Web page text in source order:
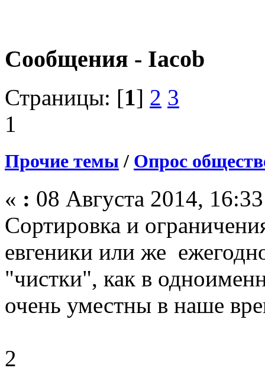
Сообщения - Iacob
Страницы: [1] 2 3
1
Прочие темы / Опрос
« : 08 Августа 2014,
Сортировка и
евгеники или же
"чистки", как в
очень уместны в наше
2